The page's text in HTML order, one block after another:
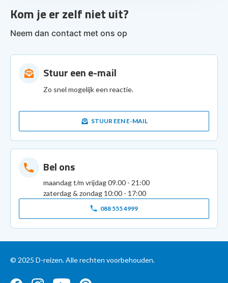
Kom je er zelf niet uit?
Neem dan contact met ons op
Stuur een e-mail
Zo snel mogelijk een reactie.
STUUR EEN E-MAIL
Bel ons
maandag t/m vrijdag 09.00 - 21:00
zaterdag & zondag 10:00 - 17:00
088 555 4999
© 2025 D-reizen. Alle rechten voorbehouden.